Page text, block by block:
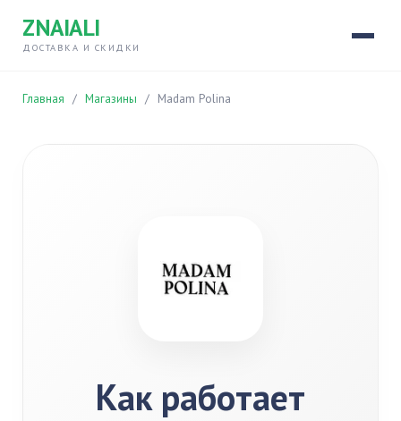
ZNAIALI
ДОСТАВКА И СКИДКИ
Главная / Магазины / Madam Polina
Как работает